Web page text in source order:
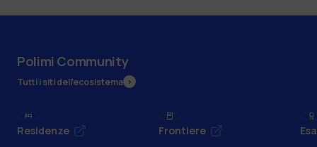
Polimi Community
Tutti i siti dell’ecosistema
Residenze Frontiere